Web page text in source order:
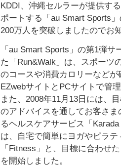
KDDI、沖縄セルラーが提供す
ポートする「au Smart Sports
200万人を突破しましたのでお
「au Smart Sports」の第1弾
た「Run&Walk」は、スポーツ
のコースや消費カロリーなど
EZwebサイトとPCサイトで管
また、2008年11月13日には、
のアドバイスを通してお客さ
るヘルスケアサービス「
は、自宅で簡単にヨガやピラ
「Fitness」と、目標に合わせ
を開始しました。